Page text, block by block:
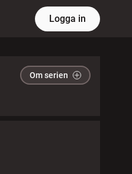
Logga in
Om serien